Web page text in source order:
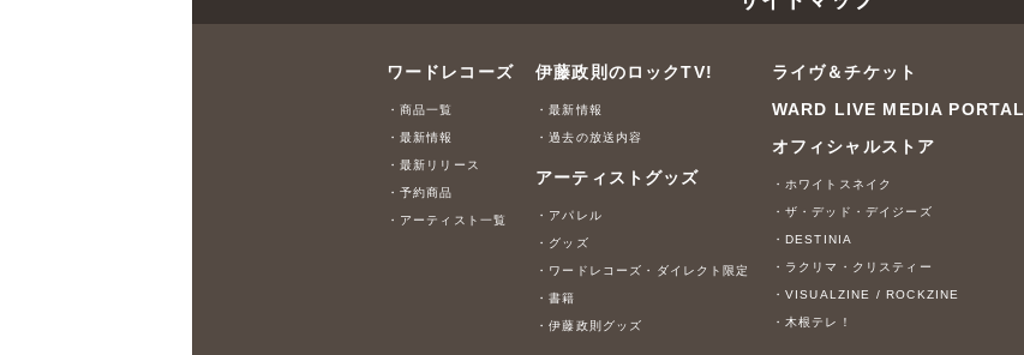
ワードレコーズ
・商品一覧
・最新情報
・最新リリース
・予約商品
・アーティスト一覧
伊藤政則のロックTV!
・最新情報
・過去の放送内容
アーティストグッズ
・アパレル
・グッズ
・ワードレコーズ・ダイレクト限定
・書籍
・伊藤政則グッズ
ライヴ＆チケット
WARD LIVE MEDIA PORTAL
オフィシャルストア
・ホワイトスネイク
・ザ・デッド・デイジーズ
・DESTINIA
・ラクリマ・クリスティー
・VISUALZINE / ROCKZINE
・木根テレ！